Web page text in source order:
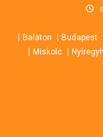
contentBalaton Budapest
Miskolc